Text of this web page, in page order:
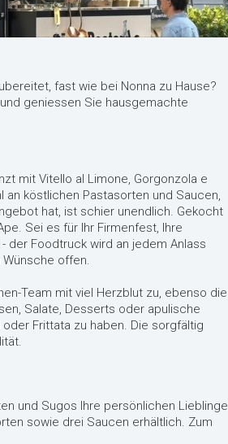
fast wie bei Nonna zu Hause?
geniessen Sie hausgemachte
mit Vitello al Limone, Gorgonzola e
köstlichen Pastasorten und Saucen,
hat, ist schier unendlich. Gekocht
Sei es für Ihr Firmenfest, Ihre
der Foodtruck wird an jedem Anlass
Wünsche offen.
Team mit viel Herzblut zu, ebenso die
Salate, Desserts oder apulische
Frittata zu haben. Die sorgfältig
und Sugos Ihre persönlichen Lieblinge
sowie drei Saucen erhältlich. Zum